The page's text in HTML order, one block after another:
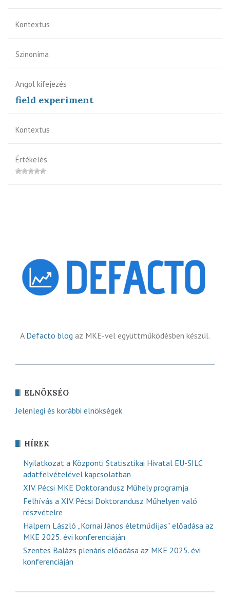
Kontextus
Szinoníma
Angol kifejezés
field experiment
Kontextus
Értékelés
A Defacto blog az MKE-vel együttműködésben készül.
ELNÖKSÉG
Jelenlegi és korábbi elnökségek
HÍREK
Nyilatkozat a Központi Statisztikai Hivatal EU-SILC
adatfelvételével kapcsolatban
XIV. Pécsi MKE Doktorandusz Műhely programja
Felhívás a XIV. Pécsi Doktorandusz Műhelyen való
részvételre
Halpern László „Kornai János életműdíjas” előadása az
MKE 2025. évi konferenciáján
Szentes Balázs plenáris előadása az MKE 2025. évi
konferenciáján